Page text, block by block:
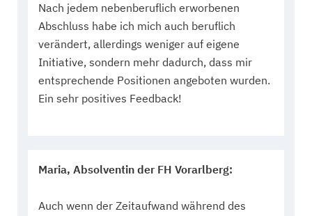
Nach jedem nebenberuflich erworbenen
Abschluss habe ich mich auch beruflich
verändert, allerdings weniger auf eigene
Initiative, sondern mehr dadurch, dass mir
entsprechende Positionen angeboten wurden.
Ein sehr positives Feedback!
Maria, Absolventin der FH Vorarlberg:
Auch wenn der Zeitaufwand während des